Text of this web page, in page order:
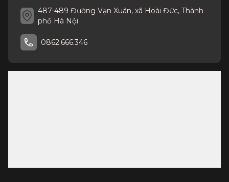
487-489 Đường Vạn Xuân, xã Hoài Đức, Thành
phố Hà Nội
0862.666.346